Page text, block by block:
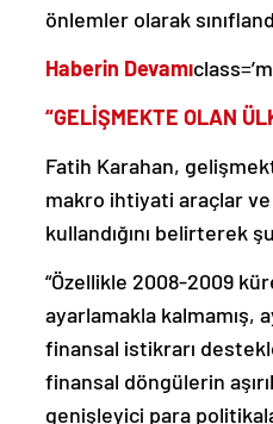
önlemler olarak
Haberin Devamı
“GELİŞMEKTE OLAN
Fatih Karahan,
makro ihtiyati araçlar ve
kullandığını belirterek
“Özellikle 2008-2009
ayarlamakla kalmamış,
finansal istikrarı
finansal döngülerin
genişleyici para